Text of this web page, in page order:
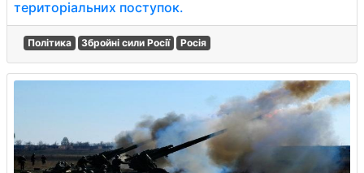
територіальних поступок.
Політика Збройні сили Росії Росія